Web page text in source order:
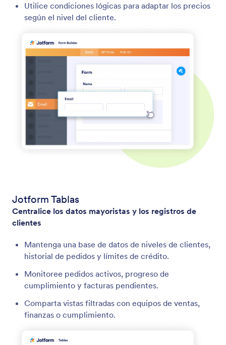
Utilice condiciones lógicas para adaptar los precios
según el nivel del cliente.
Jotform Tablas
Centralice los datos mayoristas y los registros de
clientes
Mantenga una base de datos de niveles de clientes,
historial de pedidos y límites de crédito.
Monitoree pedidos activos, progreso de
cumplimiento y facturas pendientes.
Comparta vistas filtradas con equipos de ventas,
finanzas o cumplimiento.